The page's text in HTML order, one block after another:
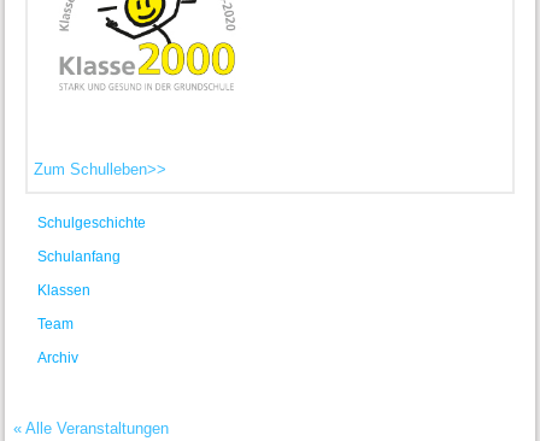
Zum Schulleben>>
Schulgeschichte
Schulanfang
Klassen
Team
Archiv
« Alle Veranstaltungen